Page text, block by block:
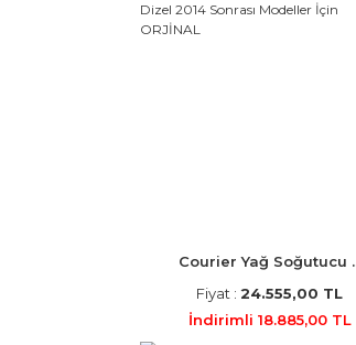
Courier Yağ Soğutucu
Fiyat : 24.555,00 TL
İndirimli 18.885,00 TL